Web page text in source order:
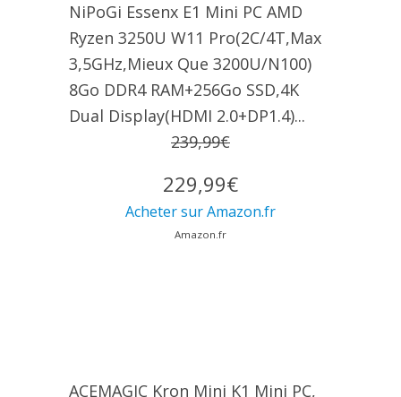
NiPoGi Essenx E1 Mini PC AΜD
Ryzen 3250U W11 Pro(2C/4T,Max
3,5GHz,Mieux Que 3200U/N100)
8Go DDR4 RAM+256Go SSD,4K
Dual Display(HDMI 2.0+DP1.4)...
239,99€
229,99€
Acheter sur Amazon.fr
Amazon.fr
ACEMAGIC Kron Mini K1 Mini PC,